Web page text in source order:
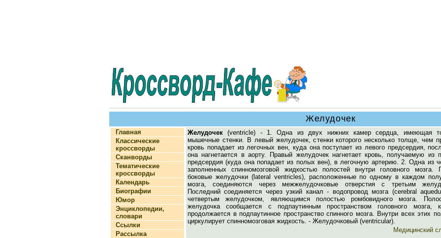
Желудочек
Главная
Классические
кроссворды
Сканворды
Тематические
кроссворды
Календарь
Биографии
Юмор
Энциклопедии,
словари
Ссылки
Рассылка
Желудочек (ventricle) - 1. Одна из двух нижних камер сердца, имеющая
мышечные стенки. В левый желудочек, стенки которого несколько толще, чем
кровь попадает из легочных вен, куда она поступает из левого предсердия,
она нагнетается в аорту. Правый желудочек нагнетает кровь, получаемую из
предсердия (куда она попадает из полых вен), в легочную артерию. 2. Одна из
заполненных спинномозговой жидкостью полостей внутри головного мозга.
боковые желудочки (lateral ventricles), расположенные по одному в каждом
мозга, соединяются через межжелудочковые отверстия с третьим
Последний соединяется через узкий канал - водопровод мозга (cerebral
четвертым желудочком, являющимся полостью ромбовидного мозга.
желудочка сообщается с подпаутинным пространством головного мозга,
продолжается в подпаутинное пространство спинного мозга. Внутри всех этих
циркулирует спинномозговая жидкость. - Желудочковый (ventricular).
Медицинский